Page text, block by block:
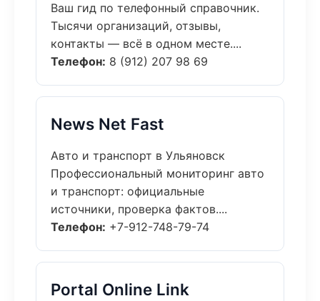
Ваш гид по телефонный справочник.
Тысячи организаций, отзывы,
контакты — всё в одном месте....
Телефон: 8 (912) 207 98 69
News Net Fast
Авто и транспорт в Ульяновск
Профессиональный мониторинг авто
и транспорт: официальные
источники, проверка фактов....
Телефон: +7-912-748-79-74
Portal Online Link